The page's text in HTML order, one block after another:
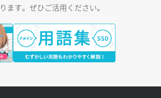
す。ぜひご活用ください。